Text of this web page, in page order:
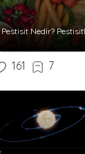
Pestisit Nedir?
161 7